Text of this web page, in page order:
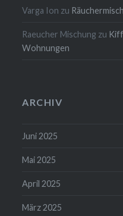
Varga Ion zu
Raeucher Mischung zu
Wohnungen
ARCHIV
Juni 2025
Mai 2025
April 2025
März 2025